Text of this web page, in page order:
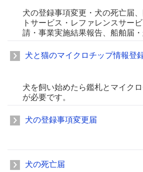
犬の登録事項変更・犬の死亡届
トサービス・レファレンスサー
請・事業実施結果報告、船舶届
犬と猫のマイクロチップ情報登
犬を飼い始めたら鑑札とマイク
が必要です。
犬の登録事項変更届
犬の死亡届